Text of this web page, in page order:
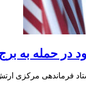
در حمله به